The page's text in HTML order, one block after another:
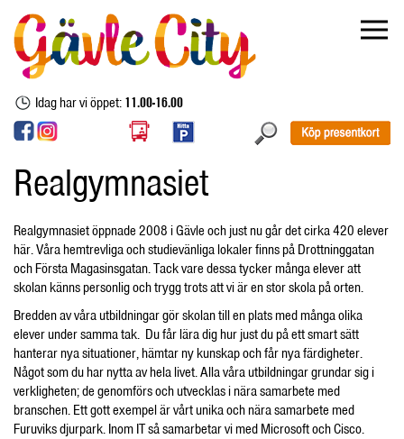
Idag har vi öppet:11.00-16.00
Realgymnasiet
Realgymnasiet öppnade 2008 i Gävle och just nu går det cirka 420 elever
här. Våra hemtrevliga och studievänliga lokaler finns på Drottninggatan
och Första Magasinsgatan. Tack vare dessa tycker många elever att
skolan känns personlig och trygg trots att vi är en stor skola på orten.
Bredden av våra utbildningar gör skolan till en plats med många olika
elever under samma tak. Du får lära dig hur just du på ett smart sätt
hanterar nya situationer, hämtar ny kunskap och får nya färdigheter.
Något som du har nytta av hela livet. Alla våra utbildningar grundar sig i
verkligheten; de genomförs och utvecklas i nära samarbete med
branschen. Ett gott exempel är vårt unika och nära samarbete med
Furuviks djurpark. Inom IT så samarbetar vi medMicrosoft och Cisco.